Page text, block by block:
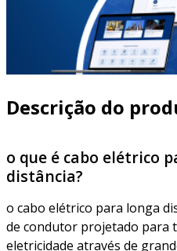
Descrição do
o que é cabo elétrico
distância?
o cabo elétrico para longa
de condutor projetado para
eletricidade através de